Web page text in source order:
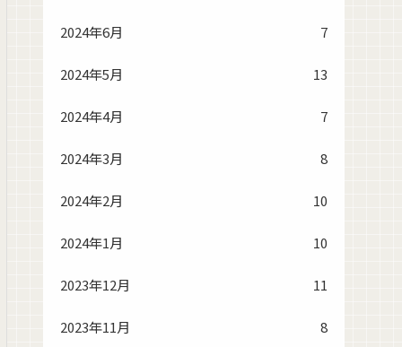
2024年6月 7
2024年5月 13
2024年4月 7
2024年3月 8
2024年2月 10
2024年1月 10
2023年12月 11
2023年11月 8